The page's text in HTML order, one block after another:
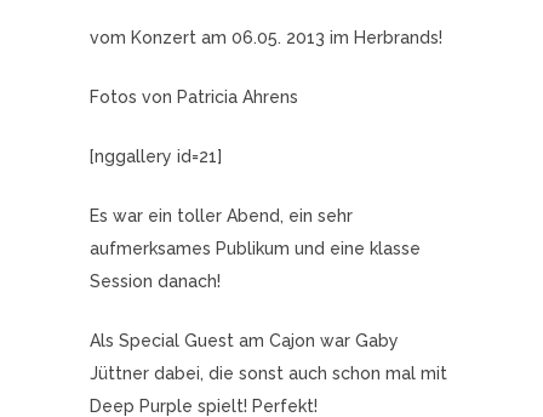
vom Konzert am 06.05. 2013 im Herbrands!
Fotos von Patricia Ahrens
[nggallery id=21]
Es war ein toller Abend, ein sehr
aufmerksames Publikum und eine klasse
Session danach!
Als Special Guest am Cajon war Gaby
Jüttner dabei, die sonst auch schon mal mit
Deep Purple spielt! Perfekt!